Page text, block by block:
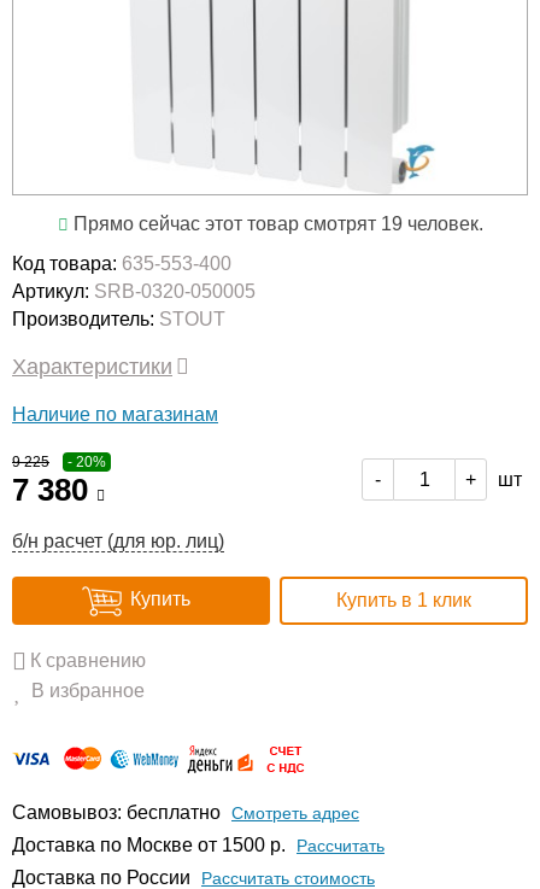
Прямо сейчас этот товар смотрят 19 человек.
Код товара: 635-553-400
Артикул: SRB-0320-050005
Производитель: STOUT
Характеристики
Наличие по магазинам
9 225 - 20%
7 380 - + шт
б/н расчет (для юр. лиц)
Купить Купить в 1 клик
К сравнению
В избранное
Самовывоз: бесплатно Смотреть адрес
Доставка по Москве от 1500 р. Расcчитать
Доставка по России Рассчитать стоимость